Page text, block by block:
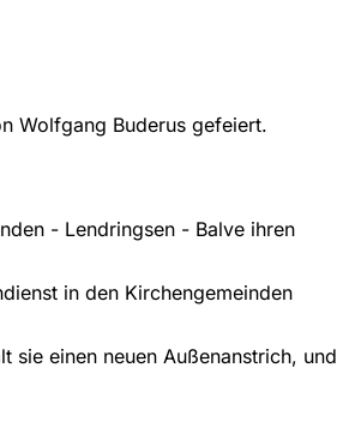
Wolfgang Buderus gefeiert.
- Lendringsen - Balve ihren
in den Kirchengemeinden
sie einen neuen Außenanstrich, und